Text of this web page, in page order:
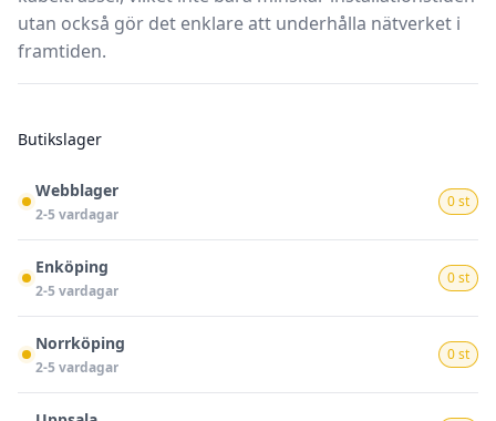
utan också gör det enklare att underhålla nätverket i
framtiden.
Butikslager
Webblager
2-5 vardagar
0 st
Enköping
2-5 vardagar
0 st
Norrköping
2-5 vardagar
0 st